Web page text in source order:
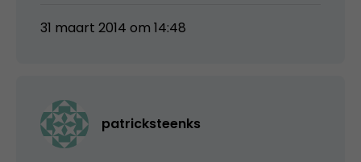
31 maart 2014 om 14:48
patricksteenks